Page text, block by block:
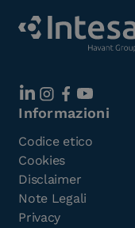
Informazioni
Codice etico
Cookies
Disclaimer
Note Legali
Privacy